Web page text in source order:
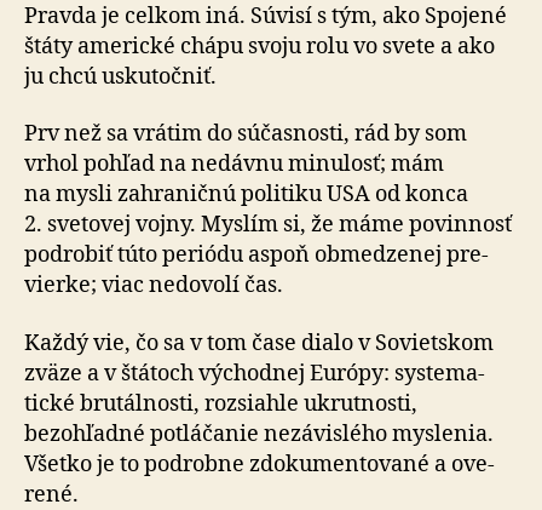
Pravda je celkom iná. Súvisí s tým, ako Spojené
štáty americké chápu svoju rolu vo svete a ako
ju chcú uskutočniť.
Prv než sa vrátim do súčasnosti, rád by som
vrhol pohľad na ne­dávnu minulosť; mám
na mysli zahraničnú politiku USA od konca
2. sve­to­vej vojny. Myslím si, že máme povinnosť
podrobiť túto periódu aspoň obme­dze­nej pre­
vierke; viac nedovolí čas.
Každý vie, čo sa v tom čase dialo v Sovietskom
zväze a v štátoch východnej Európy: syste­ma­
tické bru­tál­nosti, roz­siahle ukrutnosti,
bezohľadné potlá­čanie nezá­vis­lého myslenia.
Všetko je to pod­robne zdo­ku­men­to­vané a ove­
rené.